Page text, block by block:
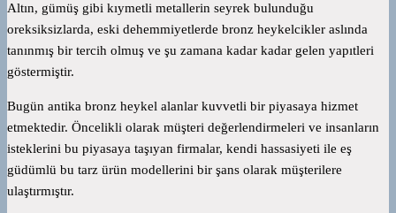
Altın, gümüş gibi kıymetli metallerin seyrek bulunduğu
oreksiksizlarda, eski dehemmiyetlerde bronz heykelcikler aslında
tanınmış bir tercih olmuş ve şu zamana kadar kadar gelen yapıtleri
göstermiştir.
Bugün antika bronz heykel alanlar kuvvetli bir piyasaya hizmet
etmektedir. Öncelikli olarak müşteri değerlendirmeleri ve insanların
isteklerini bu piyasaya taşıyan firmalar, kendi hassasiyeti ile eş
güdümlü bu tarz ürün modellerini bir şans olarak müşterilere
ulaştırmıştır.